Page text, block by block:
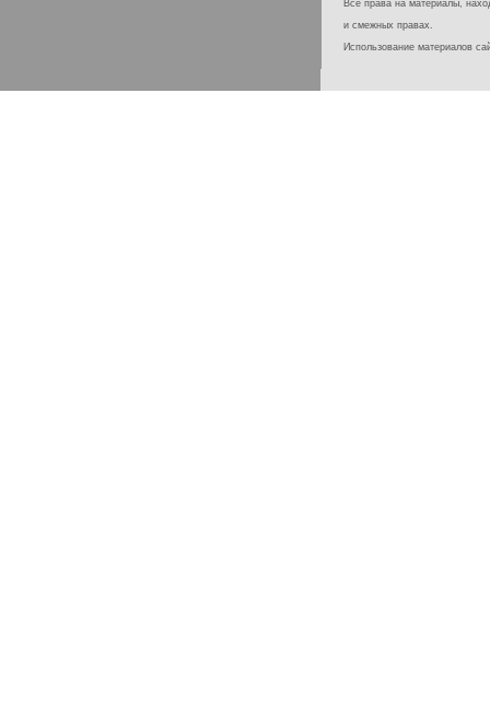
Все права на материалы,
и смежных правах.
Использование материалов